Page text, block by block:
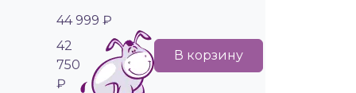
44 999 ₽
42
750
₽
В корзину